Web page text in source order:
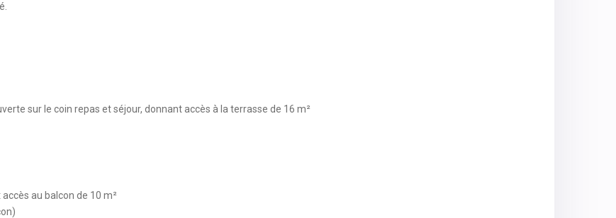
sur le coin repas et séjour, donnant accès à la terrasse de 16 m²
au balcon de 10 m²